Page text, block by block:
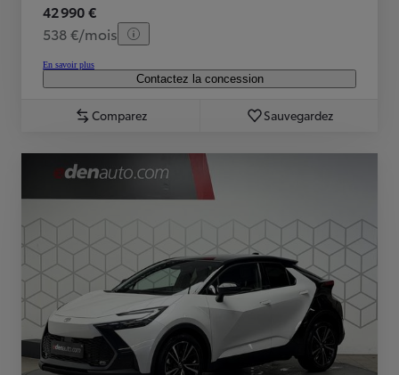
42 990 €
538 €/mois
En savoir plus
Contactez la concession
Comparez Sauvegardez